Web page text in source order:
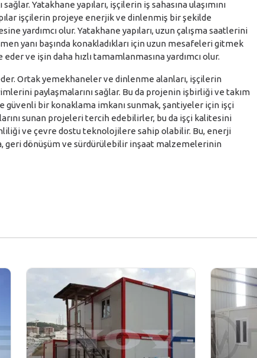
Yatakhane yapıları, işçilerin iş sahasına ulaşımını
işçilerin projeye enerjik ve dinlenmiş bir şekilde
yardımcı olur. Yatakhane yapıları, uzun çalışma saatlerini
yanı başında konakladıkları için uzun mesafeleri gitmek
ve işin daha hızlı tamamlanmasına yardımcı olur.
Ortak yemekhaneler ve dinlenme alanları, işçilerin
paylaşmalarını sağlar. Bu da projenin işbirliği ve takım
güvenli bir konaklama imkanı sunmak, şantiyeler için işçi
sunan projeleri tercih edebilirler, bu da işçi kalitesini
ve çevre dostu teknolojilere sahip olabilir. Bu, enerji
geri dönüşüm ve sürdürülebilir inşaat malzemelerinin